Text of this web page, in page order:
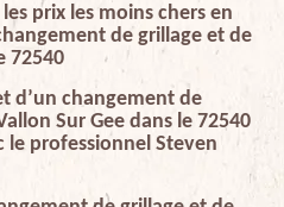
prix les moins chers en
de grillage et de
72540
d’un changement de
Sur Gee dans le 72540
le professionnel Steven